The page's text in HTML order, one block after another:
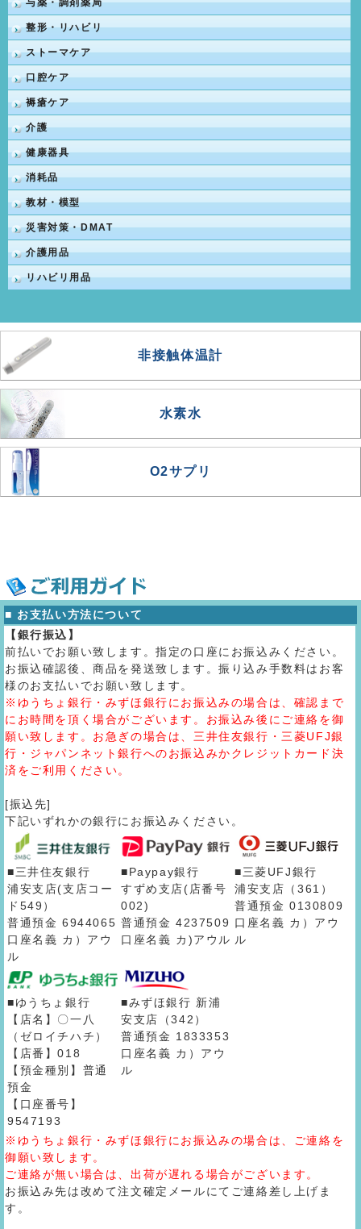
与薬・調剤薬局
整形・リハビリ
ストーマケア
口腔ケア
褥瘡ケア
介護
健康器具
消耗品
教材・模型
災害対策・DMAT
介護用品
リハビリ用品
非接触体温計
水素水
O2サプリ
■ お支払い方法について
【銀行振込】
前払いでお願い致します。指定の口座にお振込みください。
お振込確認後、商品を発送致します。振り込み手数料はお客
様のお支払いでお願い致します。
※ゆうちょ銀行・みずほ銀行にお振込みの場合は、確認まで
にお時間を頂く場合がございます。お振込み後にご連絡を御
願い致します。お急ぎの場合は、三井住友銀行・三菱UFJ銀
行・ジャパンネット銀行へのお振込みかクレジットカード決
済をご利用ください。
[振込先]
下記いずれかの銀行にお振込みください。
■三井住友銀行
浦安支店(支店コー
ド549）
普通預金 6944065
口座名義 カ）アウ
ル
■Paypay銀行
すずめ支店(店番号
002)
普通預金 4237509
口座名義 カ)アウル
■三菱UFJ銀行
浦安支店（361）
普通預金 0130809
口座名義 カ）アウ
ル
■ゆうちょ銀行
【店名】〇一八
（ゼロイチハチ）
【店番】018
【預金種別】普通
預金
【口座番号】
9547193
■みずほ銀行 新浦
安支店（342）
普通預金 1833353
口座名義 カ）アウ
ル
※ゆうちょ銀行・みずほ銀行にお振込みの場合は、ご連絡を
御願い致します。
ご連絡が無い場合は、出荷が遅れる場合がございます。
お振込み先は改めて注文確定メールにてご連絡差し上げま
す。